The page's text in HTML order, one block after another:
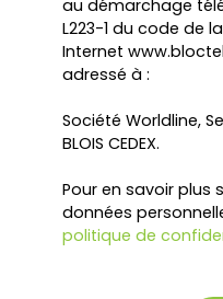
au démarchage
L223-1 du code de
Internet
adressé à :
Société Worldline,
BLOIS CEDEX.
Pour en savoir plus
données
politique de